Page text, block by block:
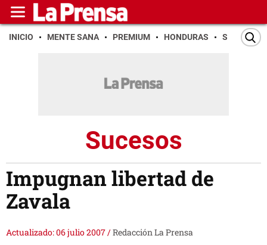
INICIO MENTE SANA PREMIUM HONDURAS SAN PEDRO
Sucesos
Impugnan libertad de
Zavala
Actualizado: 06 julio 2007/Redacción La Prensa